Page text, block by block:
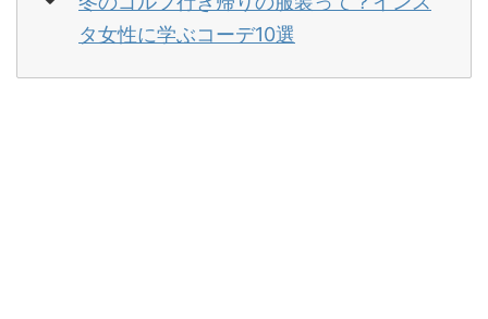
タ女性に学ぶコーデ10選